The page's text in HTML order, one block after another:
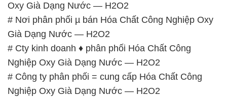
Oxy Già Dạng Nước — H2O2
# Nơi phân phối µ bán Hóa Chất Công Nghiệp Oxy
Già Dạng Nước — H2O2
# Cty kinh doanh ♦ phân phối Hóa Chất Công
Nghiệp Oxy Già Dạng Nước — H2O2
# Công ty phân phối = cung cấp Hóa Chất Công
Nghiệp Oxy Già Dạng Nước — H2O2